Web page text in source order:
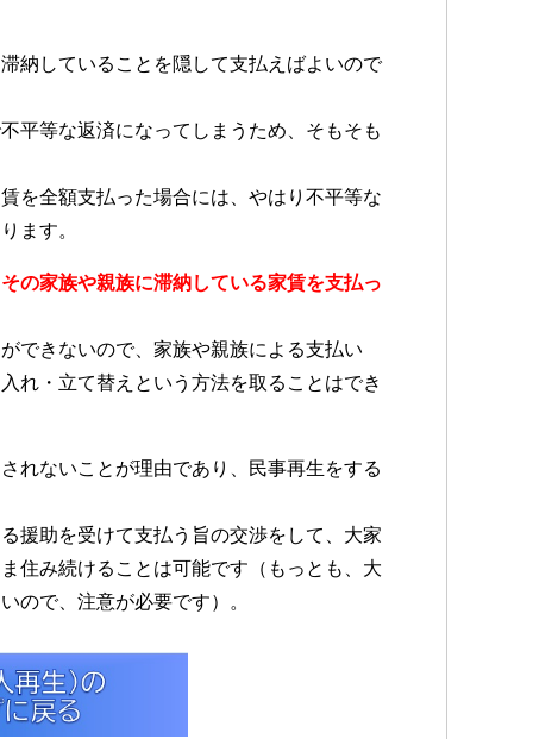
納していることを隠して支払えばよいので
平等な返済になってしまうため、そもそも
を全額支払った場合には、やはり不平等な
ます。
の家族や親族に滞納している家賃を支払っ
できないので、家族や親族による支払い
れ・立て替えという方法を取ることはでき
れないことが理由であり、民事再生をする
援助を受けて支払う旨の交渉をして、大家
住み続けることは可能です（もっとも、大
ので、注意が必要です）。